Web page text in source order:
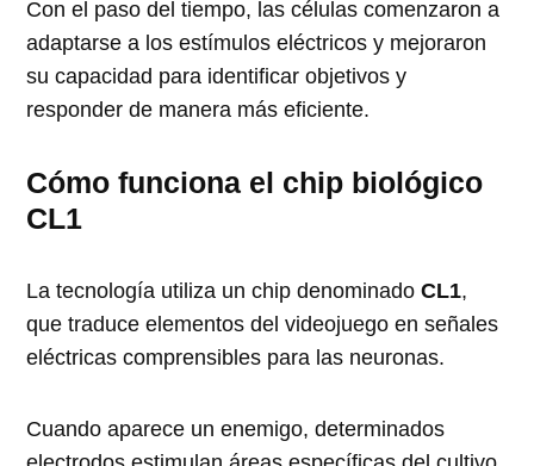
Con el paso del tiempo, las células comenzaron a
adaptarse a los estímulos eléctricos y mejoraron
su capacidad para identificar objetivos y
responder de manera más eficiente.
Cómo funciona el chip biológico
CL1
La tecnología utiliza un chip denominadoCL1,
que traduce elementos del videojuego en señales
eléctricas comprensibles para las neuronas.
Cuando aparece un enemigo, determinados